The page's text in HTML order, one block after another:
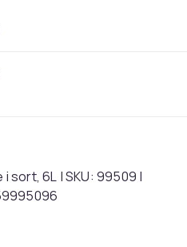
i sort, 6L | SKU: 99509 |